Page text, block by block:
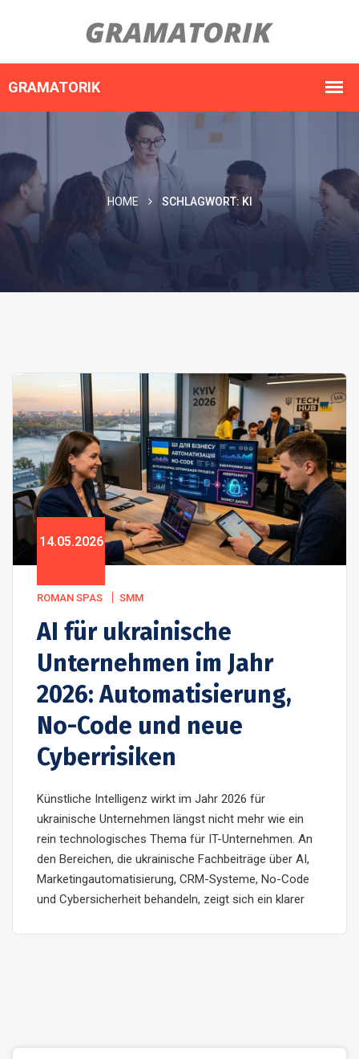
HOME SCHLAGWORT: KI
14.05.2026
ROMAN SPAS SMM
AI für ukrainische
Unternehmen im Jahr
2026: Automatisierung,
No-Code und neue
Cyberrisiken
Künstliche Intelligenz wirkt im Jahr 2026 für
ukrainische Unternehmen längst nicht mehr wie ein
rein technologisches Thema für IT-Unternehmen. An
den Bereichen, die ukrainische Fachbeiträge über AI,
Marketingautomatisierung, CRM-Systeme, No-Code
und Cybersicherheit behandeln, zeigt sich ein klarer